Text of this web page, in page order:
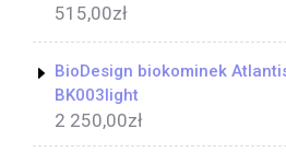
515,00zł
BioDesign biokominek
BK003light
2 250,00zł